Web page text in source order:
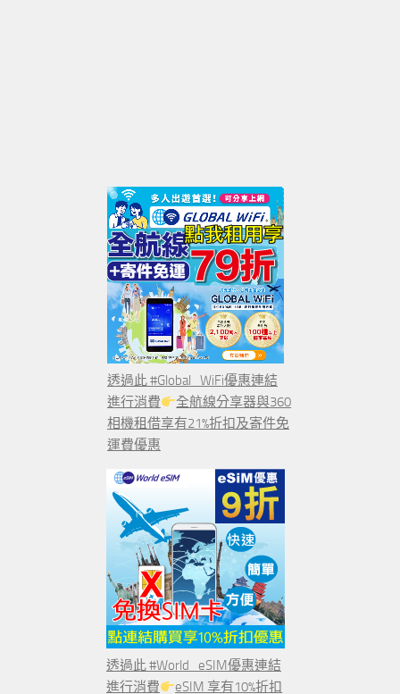
透過此 #Global_WiFi優惠連結
進行消費
全航線分享器與360
相機租借享有21%折扣及寄件免
運費優惠
透過此 #World_eSIM優惠連結
進行消費
eSIM 享有10%折扣